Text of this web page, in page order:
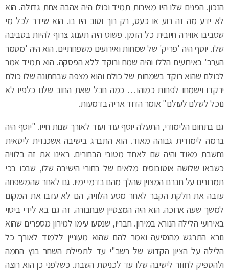
הנכון. הפנים שלו היו מאירות תמיד וכולו היה אהבה אחת גדולה. הוא
לא ידע מה זה רוע או כעס, רק רוך וטוב היו בו. הוא שידר לכל מי
שסביבו אווירה חיובית כל הזמן. פשוט היה תענוג צרוף להיות בסביבה
שלו. יוסף היה 'פריק' של שמחות ואירועים משפחתיים. הוא היה 'מסמר
הערב' באירועים הללו והיה שמח ורוקד ללא הפסקה. הוא תמיד אמר
לכולם שהוא רוקד בשמחות של כולם והוא מצפה שבחתונה שלו כולם
ירקדו וישמחו לפחות כמוהו… כמה חבל שאת החוב שלנו כלפיו לא
נוכל לשלם לעולם" אומר הדוד אריה בדמעות.
גם בתחום הלימודי, התעלה יוסף עוד ועוד לאורך שנות חייו. "יוסף היה
ברמה לימודית גבוהה מאוד. הוא התברג בישיבה אשכנזית ליטאית
נחשבת מאוד והיה שם לאחד מטובי הבחורים. ראינו את זה בלוויה
כשבאו שלושה אוטובוסים מלאים של בחורי הישיבה שלו, שבכו בכי
תמרורים על חברם המצוין שהלך מהם בדמי ימיו. גם לאחר שהמשפחה
עזבה את חלקת הקבר לאחר מסע הלוויה, הם לא עזבו את המקום
למשך שעה ארוכה. הוא היה המצטיין שבחבורה. זה גם בא לידי ביטוי
באירועי הלילה הנורא במירון. חבריו, שנסעו עימו למירון מספרים שהוא
נורא התרגש מהנסיעה ואמר להם שהוא מעוניין ללמוד לאורך כל
הלילה על הציון הקדוש של רשב"י עד לתפילת השחר בנץ החמה
ולהספיק לחזור לישיבה שלו עד לכניסת השבת. כשלפני כן הוא רוצה